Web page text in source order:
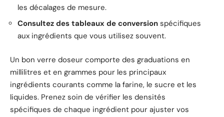
les décalages de mesure.
Consultez des tableaux de conversion spécifiques
aux ingrédients que vous utilisez souvent.
Un bon verre doseur comporte des graduations en
millilitres et en grammes pour les principaux
ingrédients courants comme la farine, le sucre et les
liquides. Prenez soin de vérifier les densités
spécifiques de chaque ingrédient pour ajuster vos